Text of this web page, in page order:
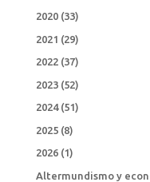
2020(33)
2021 (29)
2022(37)
2023(52)
2024(51)
2025(8)
2026(1)
Altermundismo y